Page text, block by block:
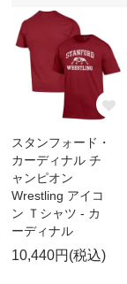
スタンフォード・
カーディナル チ
ャンピオン
Wrestling アイコ
ン Ｔシャツ - カ
ーディナル
10,440円(税込)